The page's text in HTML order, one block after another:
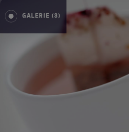
GALERIE (3)